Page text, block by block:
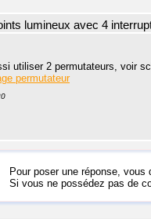
lumineux avec 4
utiliser 2 permutateurs, voir
permutateur
Pour poser une réponse, vous
Si vous ne possédez pas de